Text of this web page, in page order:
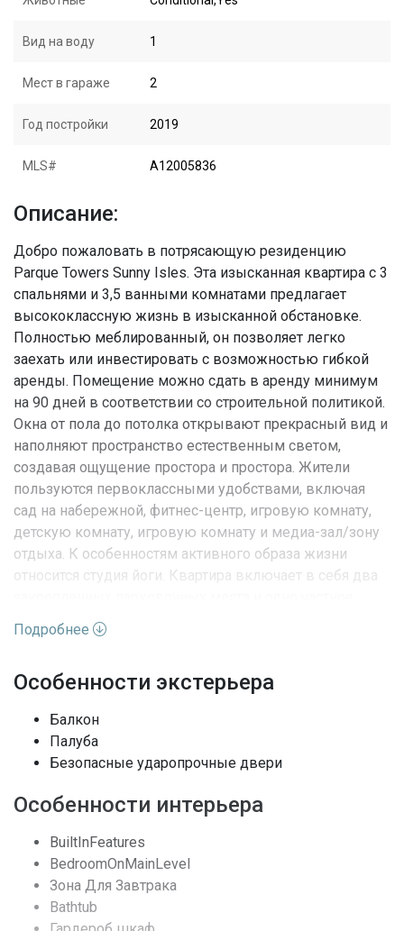
Вид на воду 1
Мест в гараже 2
Год постройки 2019
MLS# A12005836
Описание:
Добро пожаловать в потрясающую резиденцию
Parque Towers Sunny Isles. Эта изысканная квартира с 3
спальнями и 3,5 ванными комнатами предлагает
высококлассную жизнь в изысканной обстановке.
Полностью меблированный, он позволяет легко
заехать или инвестировать с возможностью гибкой
аренды. Помещение можно сдать в аренду минимум
на 90 дней в соответствии со строительной политикой.
Окна от пола до потолка открывают прекрасный вид и
наполняют пространство естественным светом,
создавая ощущение простора и простора. Жители
пользуются первоклассными удобствами, включая
сад на набережной, фитнес-центр, игровую комнату,
детскую комнату, игровую комнату и медиа-зал/зону
отдыха. К особенностям активного образа жизни
относится студия йоги. Квартира включает в себя два
складское помещение. Parque Towers представляет
собой идеальное сочетание комфорта, стиля и
Характеристики недвижимости:
Адрес
Вид недвижимости
Подробнее
Особенности экстерьера
Балкон
Палуба
Безопасные ударопрочные двери
Особенности интерьера
BuiltInFeatures
BedroomOnMainLevel
Зона Для Завтрака
Bathtub